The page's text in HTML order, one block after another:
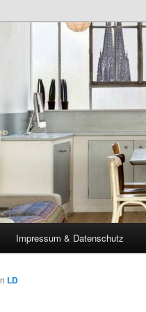
Blog
Riese
Impressum & Datenschutz
LD